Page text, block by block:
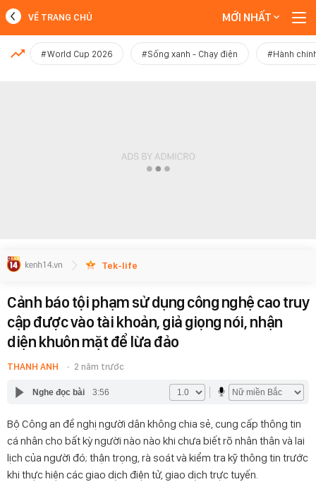
MỚI NHẤT
VỀ TRANG CHỦ MỚI NHẤT
#World Cup 2026 #Sống xanh - Chạy điện #Hành
Tek-life
Cảnh báo tội phạm sử dụng công nghệ cao truy
cập được vào tài khoản, giả giọng nói, nhận
diện khuôn mặt để lừa đảo
THANH ANH 2 năm trước
Nghe đọc bài 3:56
Bộ Công an đề nghị người dân không chia sẻ, cung cấp thông tin
cá nhân cho bất kỳ người nào nào khi chưa biết rõ nhân thân và lai
lịch của người đó; thận trọng, rà soát và kiểm tra kỹ thông tin trước
khi thực hiện các giao dịch điện tử, giao dịch trực tuyến.